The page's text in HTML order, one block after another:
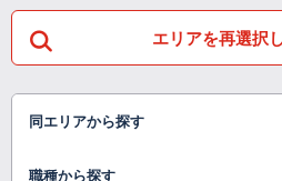
エリアを再選択
同エリアから探す
職種から探す